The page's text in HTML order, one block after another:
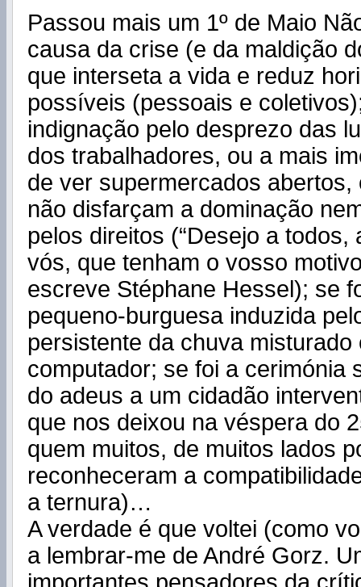
Passou mais um 1º de Maio
causa da crise (e da maldição
que interseta a vida e reduz
possíveis (pessoais e
indignação pelo desprezo das
dos trabalhadores, ou a mais
de ver supermercados abertos,
não disfarçam a dominação
pelos direitos (“Desejo a todos,
vós, que tenham o vosso
escreve Stéphane Hessel); se
pequeno-burguesa induzida
persistente da chuva
computador; se foi a cerimónia
do adeus a um cidadão
que nos deixou na véspera do
quem muitos, de muitos lados
reconheceram a
a ternura)…
A verdade é que voltei (como
a lembrar-me de André Gorz.